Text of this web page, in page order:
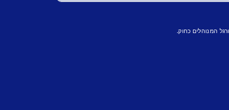
המנוהלים כחוק.